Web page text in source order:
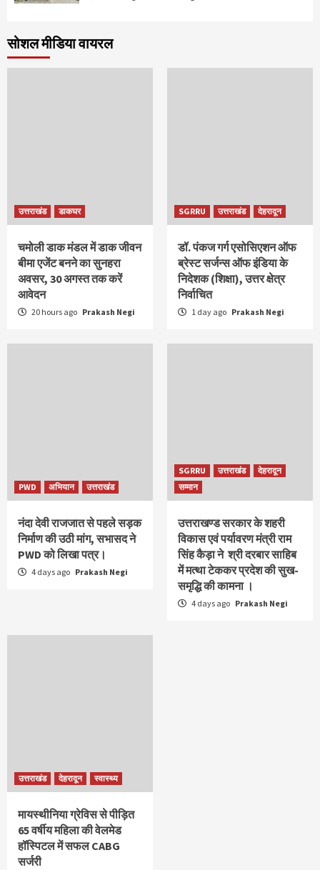
सोशल मीडिया वायरल
उत्तराखंड डाकघर
चमोली डाक मंडल में डाक जीवन
बीमा एजेंट बनने का सुनहरा
अवसर, 30 अगस्त तक करें
आवेदन
20 hours ago Prakash Negi
SGRRU उत्तराखंड देहरादून
डॉ. पंकज गर्ग एसोसिएशन ऑफ
ब्रेस्ट सर्जन्स ऑफ इंडिया के
निदेशक (शिक्षा), उत्तर क्षेत्र
निर्वाचित
1 day ago Prakash Negi
PWD अभियान उत्तराखंड
नंदा देवी राजजात से पहले सड़क
निर्माण की उठी मांग, सभासद ने
PWD को लिखा पत्र।
4 days ago Prakash Negi
SGRRU उत्तराखंड
देहरादून
सम्मान
उत्तराखण्ड सरकार के शहरी
विकास एवं पर्यावरण मंत्री राम
सिंह कैड़ा ने श्री दरबार साहिब
में मत्था टेककर प्रदेश की सुख-
समृद्धि की कामना ।
4 days ago Prakash Negi
उत्तराखंड देहरादून स्वास्थ्य
मायस्थीनिया ग्रेविस से पीड़ित
65 वर्षीय महिला की वेलमेड
हॉस्पिटल में सफल CABG
सर्जरी